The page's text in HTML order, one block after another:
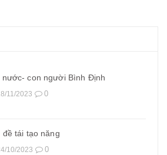
con người Bình Định
11/2023 0
đề tái tạo năng
10/2023 0